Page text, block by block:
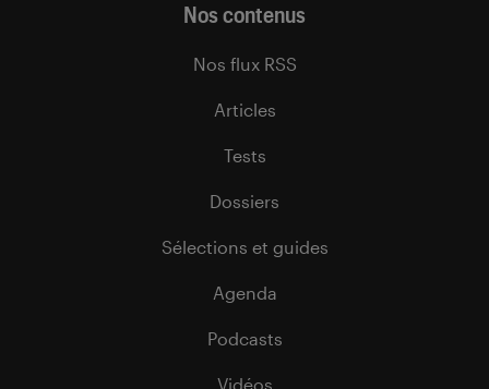
Nos contenus
Nos flux RSS
Articles
Tests
Dossiers
Sélections et guides
Agenda
Podcasts
Vidéos